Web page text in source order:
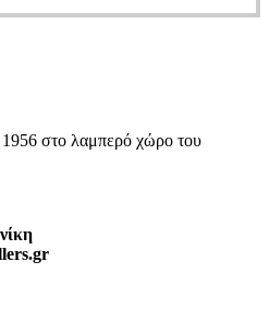
στο λαμπερό χώρο του